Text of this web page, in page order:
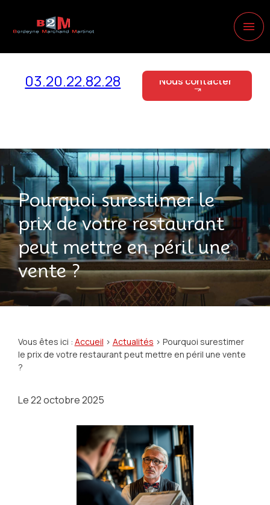
menu
03.20.22.82.28
Nous contacter
Nous contacter
Pourquoi surestimer le
prix de votre restaurant
peut mettre en péril une
vente ?
Vous êtes ici : Accueil > Actualités > Pourquoi surestimer
le prix de votre restaurant peut mettre en péril une vente
?
Le22 octobre 2025